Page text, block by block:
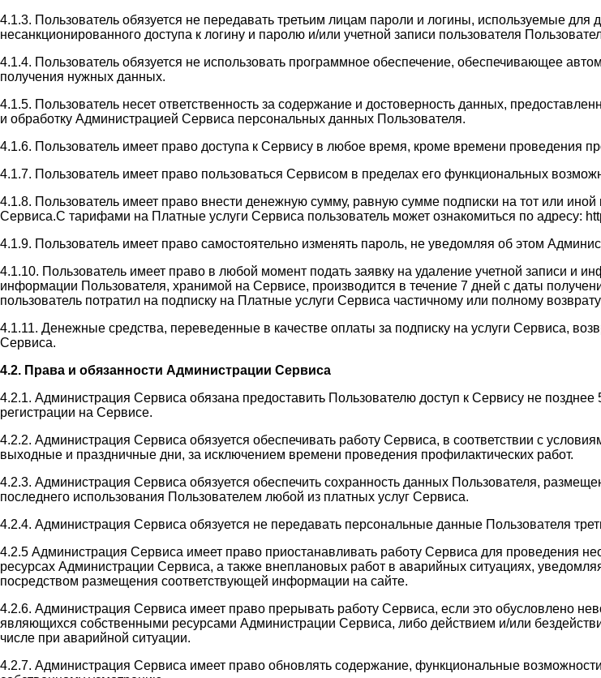
4.1.3. Пользователь обязуется не передавать третьим лицам пароли и логины, используемые
несанкционированного доступа к логину и паролю и/или учетной записи пользователя
4.1.4. Пользователь обязуется не использовать программное обеспечение, обеспечивающее
получения нужных данных.
4.1.5. Пользователь несет ответственность за содержание и достоверность данных,
и обработку Администрацией Сервиса персональных данных Пользователя.
4.1.6. Пользователь имеет право доступа к Сервису в любое время, кроме времени проведения
4.1.7. Пользователь имеет право пользоваться Сервисом в пределах его функциональных
4.1.8. Пользователь имеет право внести денежную сумму, равную сумме подписки на тот или
Сервиса.С тарифами на Платные услуги Сервиса пользователь может ознакомиться по адресу:
4.1.9. Пользователь имеет право самостоятельно изменять пароль, не уведомляя об этом
4.1.10. Пользователь имеет право в любой момент подать заявку на удаление учетной записи и
информации Пользователя, хранимой на Сервисе, производится в течение 7 дней с даты
пользователь потратил на подписку на Платные услуги Сервиса частичному или полному
4.1.11. Денежные средства, переведенные в качестве оплаты за подписку на услуги Сервиса,
Сервиса.
4.2. Права и обязанности Администрации Сервиса
4.2.1. Администрация Сервиса обязана предоставить Пользователю доступ к Сервису не
регистрации на Сервисе.
4.2.2. Администрация Сервиса обязуется обеспечивать работу Сервиса, в соответствии с
выходные и праздничные дни, за исключением времени проведения профилактических работ.
4.2.3. Администрация Сервиса обязуется обеспечить сохранность данных Пользователя,
последнего использования Пользователем любой из платных услуг Сервиса.
4.2.4. Администрация Сервиса обязуется не передавать персональные данные Пользователя
4.2.5 Администрация Сервиса имеет право приостанавливать работу Сервиса для проведения
ресурсах Администрации Сервиса, а также внеплановых работ в аварийных ситуациях,
посредством размещения соответствующей информации на сайте.
4.2.6. Администрация Сервиса имеет право прерывать работу Сервиса, если это обусловлено
являющихся собственными ресурсами Администрации Сервиса, либо действием и/или
числе при аварийной ситуации.
4.2.7. Администрация Сервиса имеет право обновлять содержание, функциональные